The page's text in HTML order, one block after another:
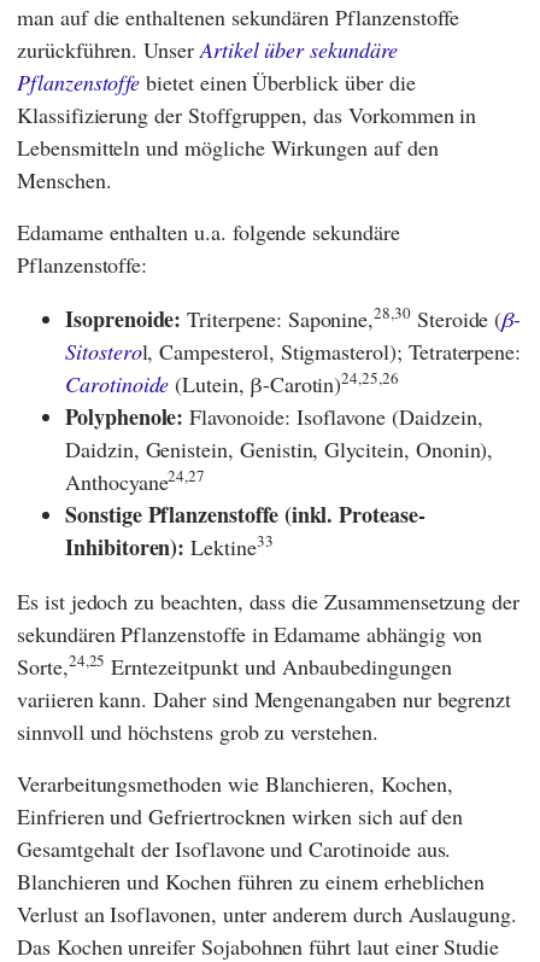
man auf die enthaltenen sekundären Pflanzenstoffe
zurückführen. Unser Artikel über sekundäre
Pflanzenstoffe bietet einen Überblick über die
Klassifizierung der Stoffgruppen, das Vorkommen in
Lebensmitteln und mögliche Wirkungen auf den
Menschen.
Edamame enthalten u.a. folgende sekundäre
Pflanzenstoffe:
Isoprenoide:Triterpene: Saponine,28,30Steroide (β-
Sitosterol, Campesterol, Stigmasterol); Tetraterpene:
Carotinoide (Lutein, β-Carotin)24,25,26
Polyphenole:Flavonoide: Isoflavone (Daidzein,
Daidzin, Genistein, Genistin, Glycitein, Ononin),
Anthocyane24,27
Sonstige Pflanzenstoffe (inkl. Protease-
Inhibitoren): Lektine33
Es ist jedoch zu beachten, dass die Zusammensetzung der
sekundären Pflanzenstoffe in Edamame abhängig von
Sorte,24,25 Erntezeitpunkt und Anbaubedingungen
variieren kann. Daher sind Mengenangaben nur begrenzt
sinnvoll und höchstens grob zu verstehen.
Verarbeitungsmethoden wie Blanchieren, Kochen,
Einfrieren und Gefriertrocknen wirken sich auf den
Gesamtgehalt der Isoflavone und Carotinoide aus.
Blanchieren und Kochen führen zu einem erheblichen
Verlust an Isoflavonen, unter anderem durch Auslaugung.
Das Kochen unreifer Sojabohnen führt laut einer Studie